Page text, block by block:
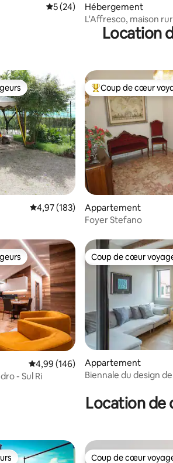
Évaluation moyenne sur la
5 (24)
Hébergement
L'Affresco, maison
Courtyard
Location
les plus appréciés
Évaluation moyenne sur la base de
4,97 (183)
Coups de cœur
Coup de cœur
Appartement
Foyer Stefano
les plus appréciés
Évaluation moyenne sur la base de
4,99 (146)
- Sul Ri
Coup de cœur
Coup de cœur
Appartement
Biennale du design
Location de
Coup de cœur